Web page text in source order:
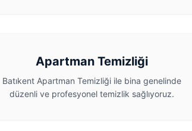
Apartman Temizliği
Batıkent Apartman Temizliği ile bina genelinde
düzenli ve profesyonel temizlik sağlıyoruz.